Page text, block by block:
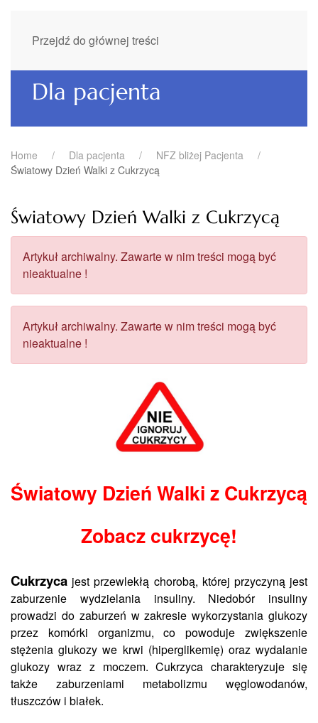
Przejdź do głównej treści
Dla pacjenta
Home Dla pacjenta
NFZ bliżej Pacjenta
Światowy Dzień Walki z Cukrzycą
Światowy Dzień Walki z Cukrzycą
Artykuł archiwalny. Zawarte w nim treści mogą być
nieaktualne !
Artykuł archiwalny. Zawarte w nim treści mogą być
nieaktualne !
Światowy Dzień Walki z Cukrzycą
Zobacz cukrzycę!
Cukrzyca jest przewlekłą chorobą, której przyczyną jest
zaburzenie wydzielania insuliny. Niedobór insuliny
prowadzi do zaburzeń w zakresie wykorzystania glukozy
przez komórki organizmu, co powoduje zwiększenie
stężenia glukozy we krwi (hiperglikemię) oraz wydalanie
glukozy wraz z moczem. Cukrzyca charakteryzuje się
także zaburzeniami metabolizmu węglowodanów,
tłuszczów i białek.